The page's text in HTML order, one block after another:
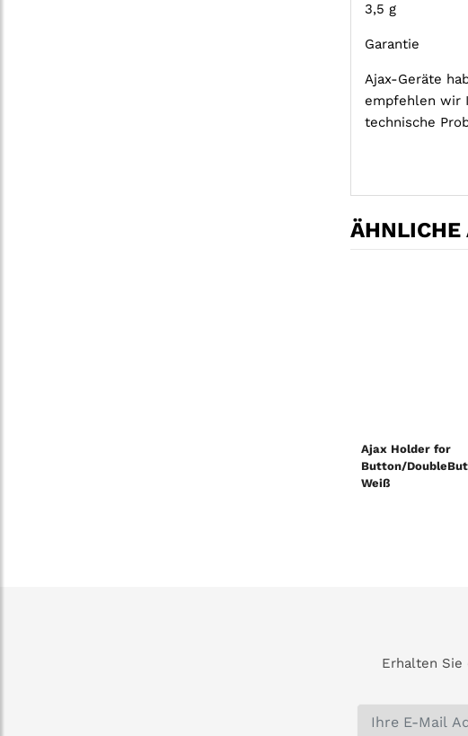
3,5 g
Garantie
Ajax-Geräte
empfehlen wir
technische
ÄHNLICHE
Ajax Holder for
Button/
Weiß
Erhalten Sie